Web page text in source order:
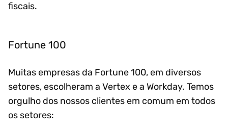
fiscais.
Fortune 100
Muitas empresas da Fortune 100, em diversos
setores, escolheram a Vertex e a Workday. Temos
orgulho dos nossos clientes em comum em todos
os setores: